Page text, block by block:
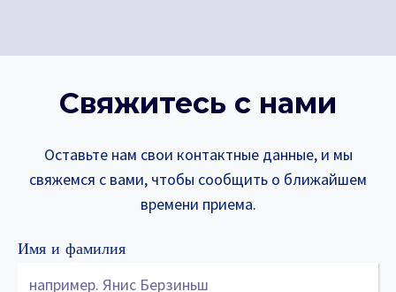
Свяжитесь с нами
Оставьте нам свои контактные данные, и мы
свяжемся с вами, чтобы сообщить о ближайшем
времени приема.
Имя и фамилия